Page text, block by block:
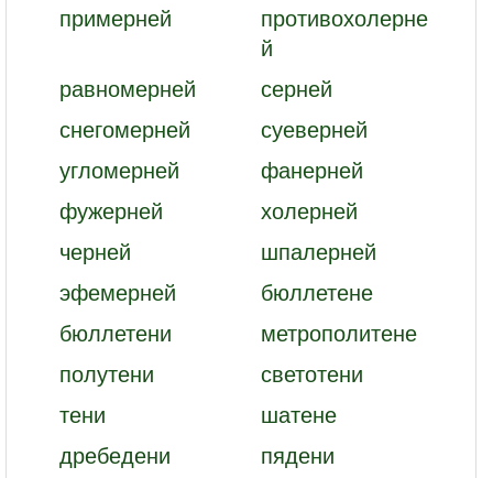
примерней
противохолерне
й
равномерней
серней
снегомерней
суеверней
угломерней
фанерней
фужерней
холерней
черней
шпалерней
эфемерней
бюллетене
бюллетени
метрополитене
полутени
светотени
тени
шатене
дребедени
пядени